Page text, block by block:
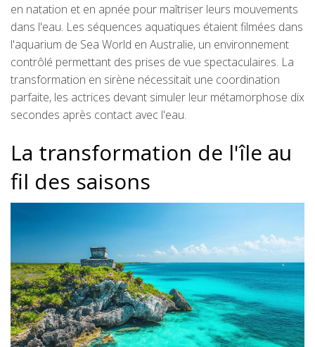
en natation et en apnée pour maîtriser leurs mouvements
dans l'eau. Les séquences aquatiques étaient filmées dans
l'aquarium de Sea World en Australie, un environnement
contrôlé permettant des prises de vue spectaculaires. La
transformation en sirène nécessitait une coordination
parfaite, les actrices devant simuler leur métamorphose dix
secondes après contact avec l'eau.
La transformation de l'île au
fil des saisons